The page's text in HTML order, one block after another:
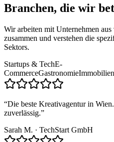
Branchen, die wir
Wir arbeiten mit Unternehmen aus
zusammen und verstehen die
Sektors.
Startups & TechE-
CommerceGastronomieImmobilien
“Die beste Kreativagentur in
zuverlässig.”
Sarah M. · TechStart GmbH